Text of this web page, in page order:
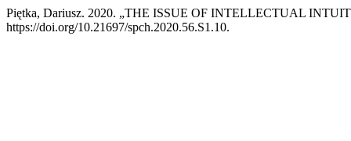
Piętka, Dariusz. 2020. „THE ISSUE OF INTELLECTUAL
https://doi.org/10.21697/spch.2020.56.S1.10.